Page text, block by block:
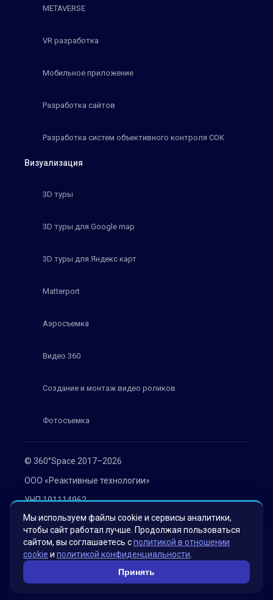
© 360°Space 2017–2026
ООО «Реактивные технологии»
УНП 191114962
г. Минск, ул. Мележа 1, офис 402
Политика конфиденциальности
Согласие на обработку персональных данных
METAVERSE
VR разработка
Мобильное приложение
Разработка сайтов
Разработка систем объективного контроля СОК
Визуализация
3D туры
3D туры для Google map
3D туры для Яндекс карт
Matterport
Аэросъемка
Видео 360
Создание и монтаж видео роликов
Фотосъемка
Мы используем файлы cookie и сервисы аналитики,
чтобы сайт работал лучше. Продолжая пользоваться
сайтом, вы соглашаетесь сполитикой в отношении
cookie и политикой конфиденциальности
Принять